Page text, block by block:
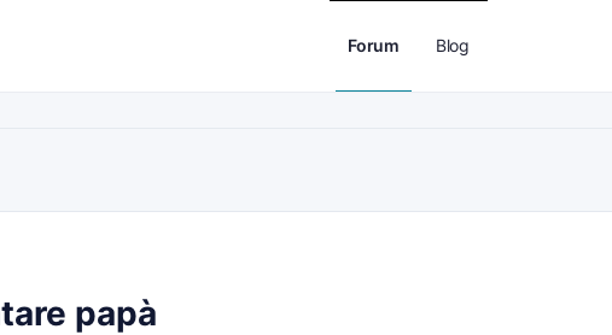
Forum Blog
papà